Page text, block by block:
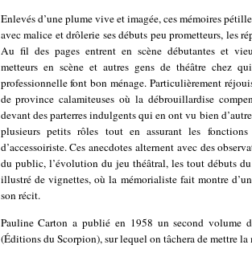
Enlevés d’une plume vive et imagée, ces mémoires
avec malice et drôlerie ses débuts peu prometteurs, les
Au fil des pages entrent en scène débutantes et
metteurs en scène et autres gens de théâtre chez
professionnelle font bon ménage. Particulièrement
de province calamiteuses où la débrouillardise
devant des parterres indulgents qui en ont vu bien
plusieurs petits rôles tout en assurant les
d’accessoiriste. Ces anecdotes alternent avec des
du public, l’évolution du jeu théâtral, les tout débuts
illustré de vignettes, où la mémorialiste fait montre
son récit.
Pauline Carton a publié en 1958 un second volume
(Éditions du Scorpion), sur lequel on tâchera de mettre la